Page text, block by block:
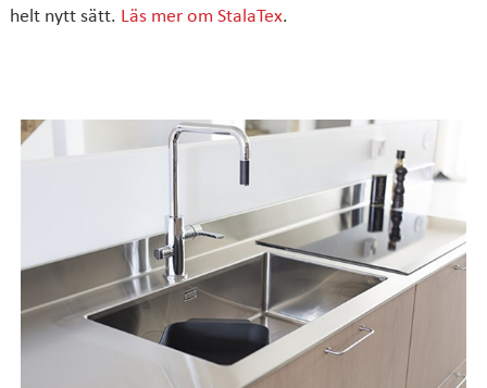
helt nytt sätt. Läs mer om StalaTex.